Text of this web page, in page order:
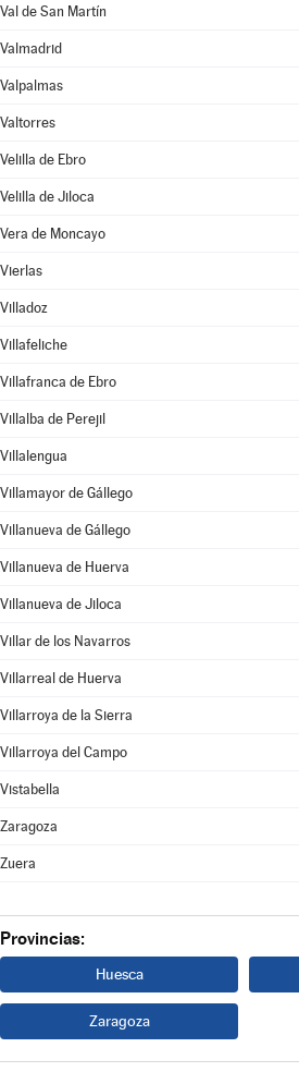
Val de San Martín
Valmadrid
Valpalmas
Valtorres
Velilla de Ebro
Velilla de Jiloca
Vera de Moncayo
Vierlas
Villadoz
Villafeliche
Villafranca de Ebro
Villalba de Perejil
Villalengua
Villamayor de Gállego
Villanueva de Gállego
Villanueva de Huerva
Villanueva de Jiloca
Villar de los Navarros
Villarreal de Huerva
Villarroya de la Sierra
Villarroya del Campo
Vistabella
Zaragoza
Zuera
Provincias:
Huesca
Zaragoza